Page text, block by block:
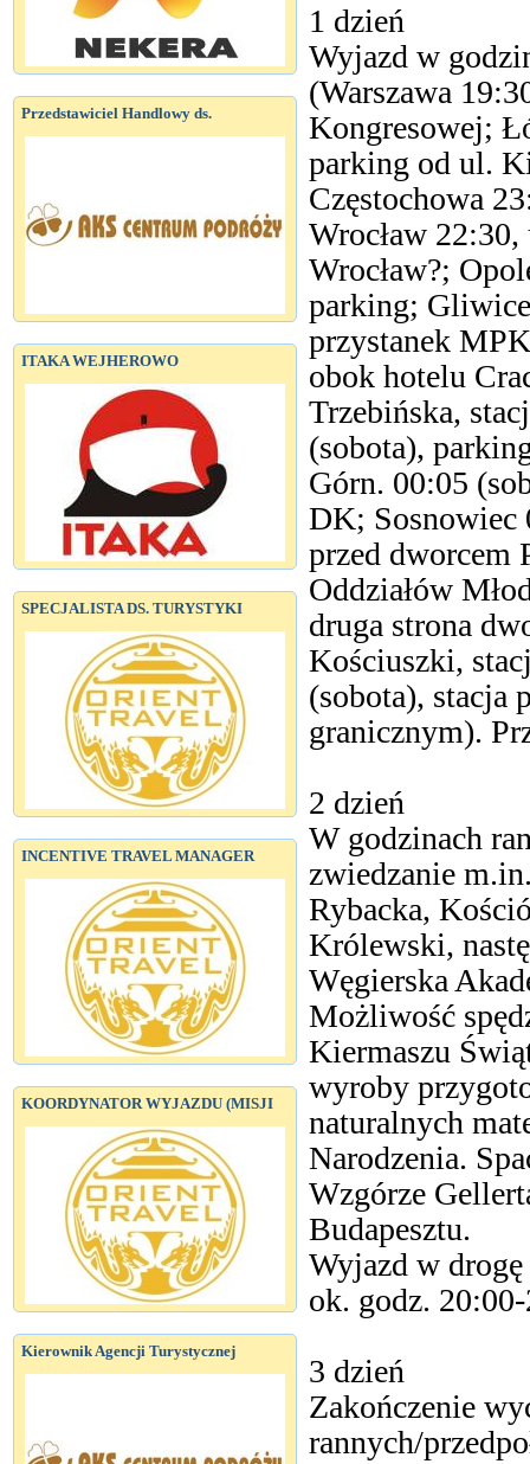
Przedstawiciel Handlowy ds.
ITAKA WEJHEROWO
SPECJALISTA DS. TURYSTYKI
INCENTIVE TRAVEL MANAGER
KOORDYNATOR WYJAZDU (MISJI
Kierownik Agencji Turystycznej
1 dzień
Wyjazd w
(Warszawa
Kongresowej;
parking od ul.
Częstochowa
Wrocław
Wrocław?;
parking;
przystanek
obok hotelu
Trzebińska,
(sobota),
Górn. 00:05
DK; Sosnowiec
przed dworcem
Oddziałów
druga strona
Kościuszki,
(sobota), stacja
granicznym).
2 dzień
W godzinach
zwiedzanie
Rybacka,
Królewski,
Węgierska
Możliwość
Kiermaszu
wyroby
naturalnych
Narodzenia.
Wzgórze
Budapesztu.
Wyjazd w
ok. godz.
3 dzień
Zakończenie
rannych/